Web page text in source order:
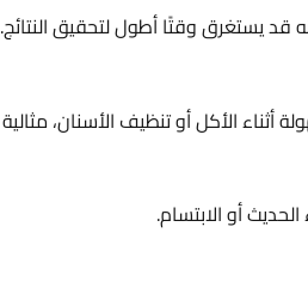
قد يستغرق وقتًا أطول لتحقيق النتائج.
أو الابتسام.